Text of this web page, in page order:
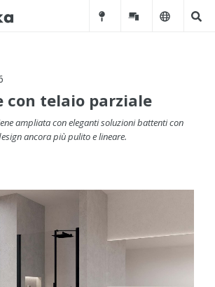
con telaio parziale
ampliata con eleganti soluzioni battenti con
ancora più pulito e lineare.